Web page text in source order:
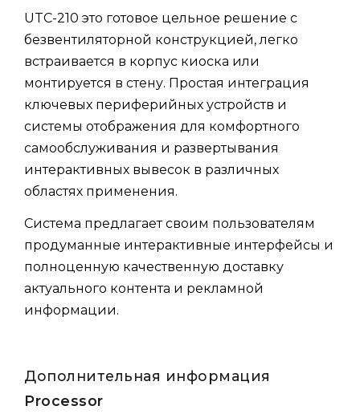
UTC-210 это готовое цельное решение с
безвентиляторной конструкцией, легко
встраивается в корпус киоска или
монтируется в стену. Простая интеграция
ключевых периферийных устройств и
системы отображения для комфортного
самообслуживания и развертывания
интерактивных вывесок в различных
областях применения.
Система предлагает своим пользователям
продуманные интерактивные интерфейсы и
полноценную качественную доставку
актуального контента и рекламной
информации.
Дополнительная информация
Processor